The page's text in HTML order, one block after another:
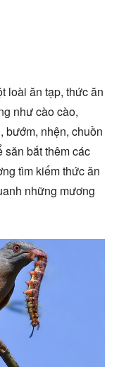
loài ăn tạp, thức ăn
như cào cào,
bướm, nhện, chuồn
bắt thêm các
tìm kiếm thức ăn
những mương